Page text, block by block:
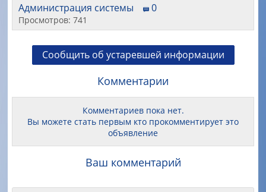
Администрация системы 0
Просмотров: 741
Сообщить об устаревшей информации
Комментарии
Комментариев пока нет.
Вы можете стать первым кто прокомментирует это
объявление
Ваш комментарий